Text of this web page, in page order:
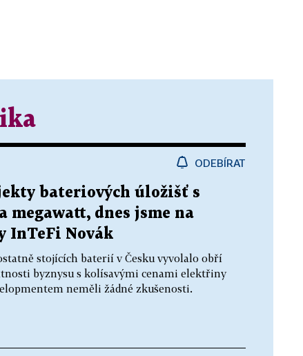
ODEBÍRAT
bateriových úložišť s
megawatt, dnes jsme na
InTeFi Novák
stojících baterií v Česku vyvolalo obří
byznysu s kolísavými cenami elektřiny
neměli žádné zkušenosti.